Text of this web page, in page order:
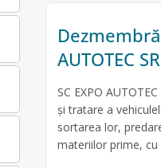
AUTOTEC
SC EXPO
şi tratare a
sortarea lor,
materiilor prime, cu